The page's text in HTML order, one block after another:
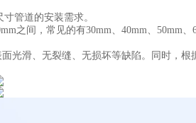
管道的安装需求。
之间，常见的有30mm、40mm、50mm、
光滑、无裂缝、无损坏等缺陷。同时，根